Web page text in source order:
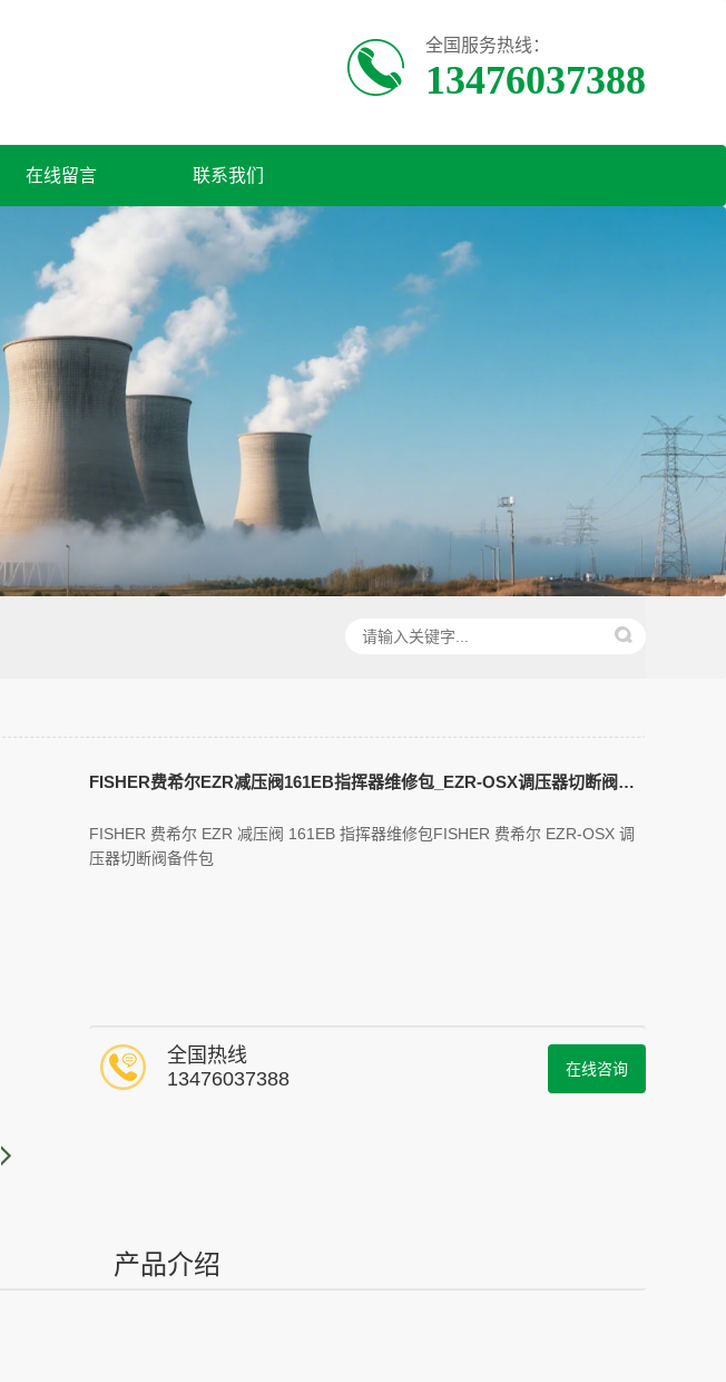
全国服务热线：
13476037388
在线留言 联系我们
FISHER费希尔EZR减压阀161EB指挥器维修包_EZR-OSX调压器切断阀原装备件包
FISHER 费希尔 EZR 减压阀 161EB 指挥器维修包FISHER 费希尔 EZR-OSX 调
压器切断阀备件包
在线咨询
全国热线
13476037388
产品介绍